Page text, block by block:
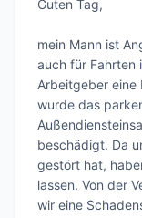
Guten Tag,
mein Mann ist
auch für Fahrten
Arbeitgeber eine
wurde das
beschädigt. Da
gestört hat,
lassen. Von der
wir eine